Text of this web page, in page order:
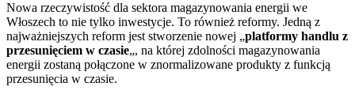
Nowa rzeczywistość dla sektora magazynowania energii we
Włoszech to nie tylko inwestycje. To również reformy. Jedną z
najważniejszych reform jest stworzenie nowej „platformy handlu z
przesunięciem w czasie„, na której zdolności magazynowania
energii zostaną połączone w znormalizowane produkty z funkcją
przesunięcia w czasie.